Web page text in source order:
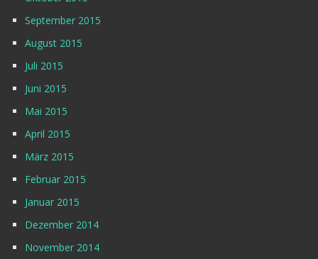
September 2015
August 2015
Juli 2015
Juni 2015
Mai 2015
April 2015
März 2015
Februar 2015
Januar 2015
Dezember 2014
November 2014